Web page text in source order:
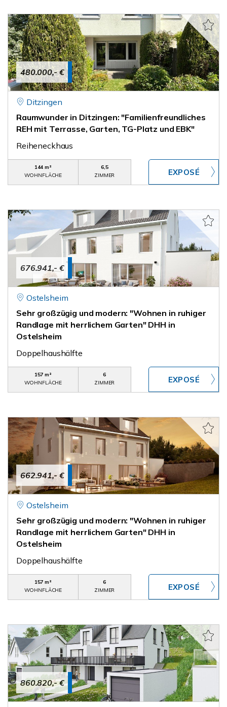
480.000,- €
Ditzingen
Raumwunder in Ditzingen: "Familienfreundliches
REH mit Terrasse, Garten, TG-Platz und EBK"
Reiheneckhaus
144 m²
WOHNFLÄCHE
6,5
ZIMMER
676.941,- €
Ostelsheim
Sehr großzügig und modern: "Wohnen in ruhiger
Randlage mit herrlichem Garten" DHH in
Ostelsheim
Doppelhaushälfte
157 m²
WOHNFLÄCHE
6
ZIMMER
662.941,- €
Ostelsheim
Sehr großzügig und modern: "Wohnen in ruhiger
Randlage mit herrlichem Garten" DHH in
Ostelsheim
Doppelhaushälfte
157 m²
WOHNFLÄCHE
6
ZIMMER
860.820,- €